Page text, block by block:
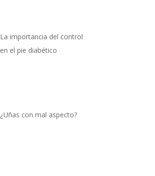
La importancia del control
en el pie diabético
¿Uñas con mal aspecto?